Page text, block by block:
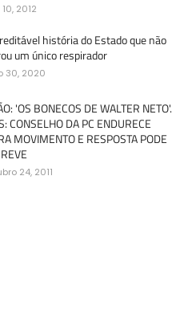
2012
história do Estado que não
um único respirador
30, 2020
'OS BONECOS DE WALTER NETO'.
CONSELHO DA PC ENDURECE
MOVIMENTO E RESPOSTA PODE
24, 2011